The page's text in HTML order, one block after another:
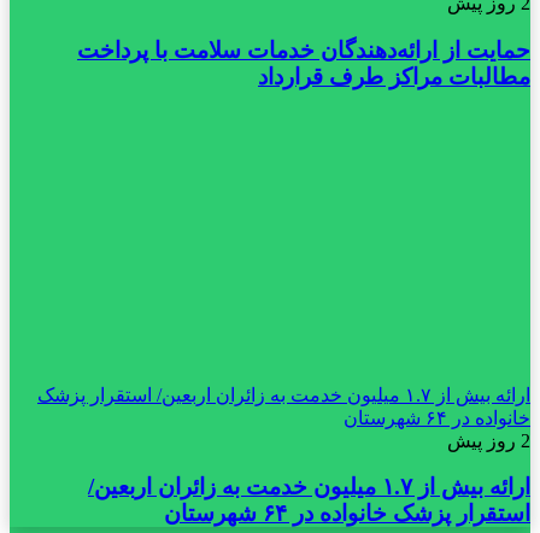
حمایت از ارائه‌دهندگان خدمات سلامت با پرداخت
مطالبات مراکز طرف قرارداد
ارائه بیش از ۱.۷ میلیون خدمت به زائران اربعین/ استقرار پزشک
خانواده در ۶۴ شهرستان
2 روز پیش
ارائه بیش از ۱.۷ میلیون خدمت به زائران اربعین/
استقرار پزشک خانواده در ۶۴ شهرستان